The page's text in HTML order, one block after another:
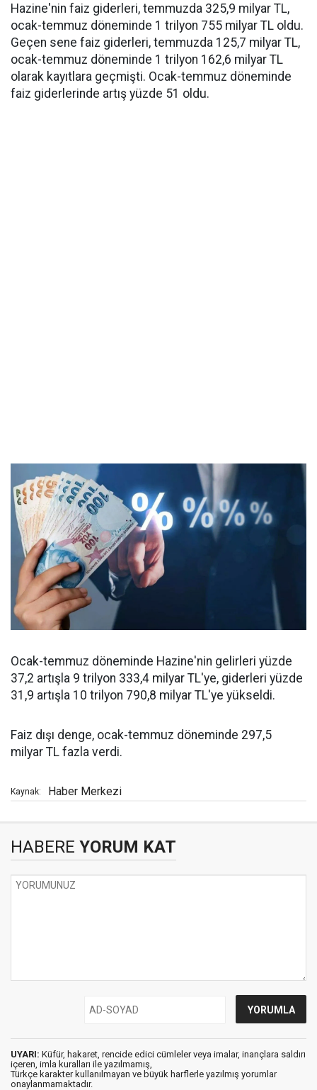
Hazine'nin faiz giderleri, temmuzda 325,9 milyar TL,
ocak-temmuz döneminde 1 trilyon 755 milyar TL oldu.
Geçen sene faiz giderleri, temmuzda 125,7 milyar TL,
ocak-temmuz döneminde 1 trilyon 162,6 milyar TL
olarak kayıtlara geçmişti. Ocak-temmuz döneminde
faiz giderlerinde artış yüzde 51 oldu.
Ocak-temmuz döneminde Hazine'nin gelirleri yüzde
37,2 artışla 9 trilyon 333,4 milyar TL'ye, giderleri yüzde
31,9 artışla 10 trilyon 790,8 milyar TL'ye yükseldi.
Faiz dışı denge, ocak-temmuz döneminde 297,5
milyar TL fazla verdi.
Kaynak: Haber Merkezi
HABERE YORUM KAT
UYARI: Küfür, hakaret, rencide edici cümleler veya imalar, inançlara saldırı
içeren, imla kuralları ile yazılmamış,
Türkçe karakter kullanılmayan ve büyük harflerle yazılmış yorumlar
onaylanmamaktadır.